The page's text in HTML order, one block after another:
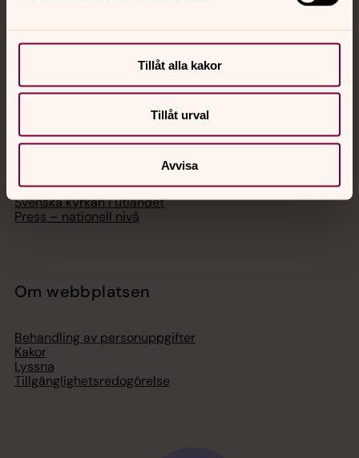
Tillåt alla kakor
Tillåt urval
Avvisa
Bli medlem
Lediga jobb
Act Svenska kyrkan
Svenska kyrkan i utlandet
Press – nationell nivå
Om webbplatsen
Behandling av personuppgifter
Kakor
Lyssna
Tillgänglighetsredogörelse